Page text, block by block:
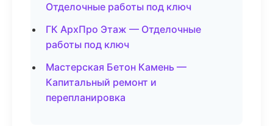
Отделочные работы под ключ
ГК АрхПро Этаж — Отделочные
работы под ключ
Мастерская Бетон Камень —
Капитальный ремонт и
перепланировка